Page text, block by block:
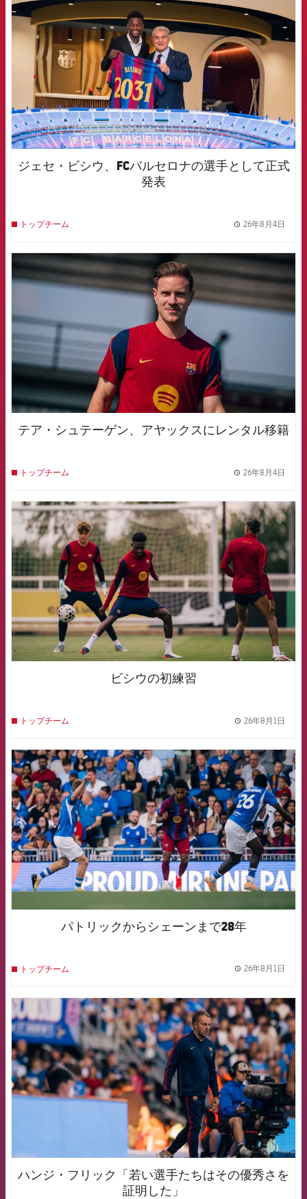
ジェセ・ビシウ、FCバルセロナの選手として正式
発表
トップチーム 26年8月4日
FCB Barcelona badge
テア・シュテーゲン、アヤックスにレンタル移籍
トップチーム 26年8月4日
FCB Barcelona badge
ビシウの初練習
トップチーム 26年8月1日
FCB Barcelona badge
パトリックからシェーンまで28年
トップチーム 26年8月1日
FCB Barcelona badge
ハンジ・フリック「若い選手たちはその優秀さを
証明した」